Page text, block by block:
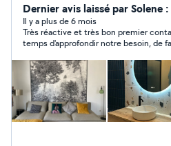
enduit, tapisserie, peinture,
installation de luminaire, pose
réfection de joints, ... je réalise
Les chantiers de Sophie se
des solutions en adéquation
terme de réactivité et de
apportant de la valeur.
Dernier avis laissé par Solene
Il y a plus de 6 mois
Très réactive et très bon premier contact :)
temps d'approfondir notre besoin, de
des matériaux utilisés, les métrages,
l'échelonnement des paiements.. Je n'ai malheureusement pas
donné suite à se dernier mais je suis
collaborerons sur d'autre projets à venir. PS : Elle nous a
adorer effectuer les rénovations de
donc si c'est votre cas... ;)